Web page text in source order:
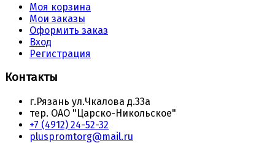
Моя корзина
Мои заказы
Оформить заказ
Вход
Регистрация
Контакты
г.Рязань ул.Чкалова д.33а
тер. ОАО "Царско-Никольское"
+7 (4912) 24-52-32
pluspromtorg@mail.ru